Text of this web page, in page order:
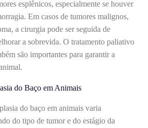
esplênicos, especialmente se houver
Em casos de tumores malignos,
a cirurgia pode ser seguida de
a sobrevida. O tratamento paliativo
são importantes para garantir a
do Baço em Animais
do baço em animais varia
do tipo de tumor e do estágio da